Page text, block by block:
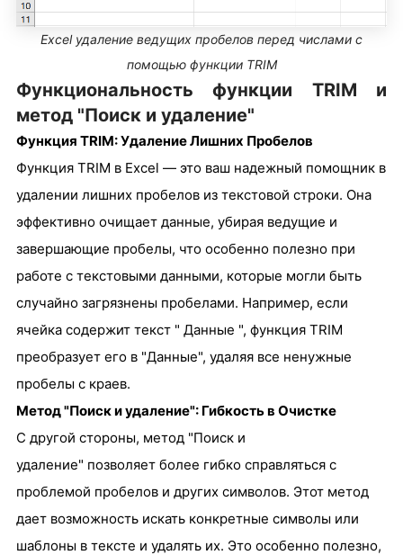
Excel удаление ведущих пробелов перед числами с
помощью функции TRIM
Функциональность функции TRIM и
метод "Поиск и удаление"
Функция TRIM: Удаление Лишних Пробелов
Функция TRIM в Excel — это ваш надежный помощник в
удалении лишних пробелов из текстовой строки. Она
эффективно очищает данные, убирая ведущие и
завершающие пробелы, что особенно полезно при
работе с текстовыми данными, которые могли быть
случайно загрязнены пробелами. Например, если
ячейка содержит текст " Данные ", функция TRIM
преобразует его в "Данные", удаляя все ненужные
пробелы с краев.
Метод "Поиск и удаление": Гибкость в Очистке
С другой стороны, метод "Поиск и
удаление" позволяет более гибко справляться с
проблемой пробелов и других символов. Этот метод
дает возможность искать конкретные символы или
шаблоны в тексте и удалять их. Это особенно полезно,